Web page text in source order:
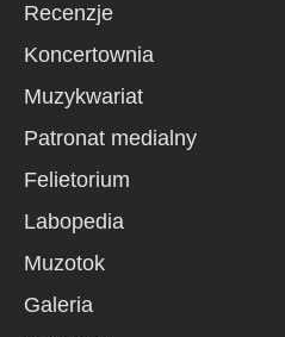
Recenzje
Koncertownia
Muzykwariat
Patronat medialny
Felietorium
Labopedia
Muzotok
Galeria